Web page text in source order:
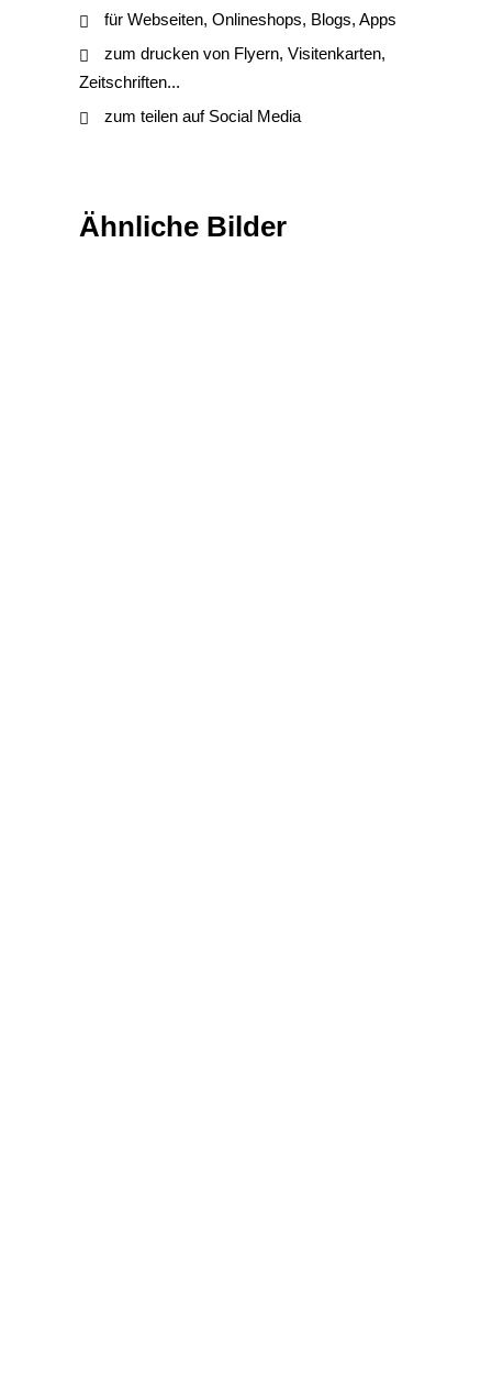
für Webseiten, Onlineshops, Blogs, Apps
zum drucken von Flyern, Visitenkarten,
Zeitschriften...
zum teilen auf Social Media
Ähnliche Bilder